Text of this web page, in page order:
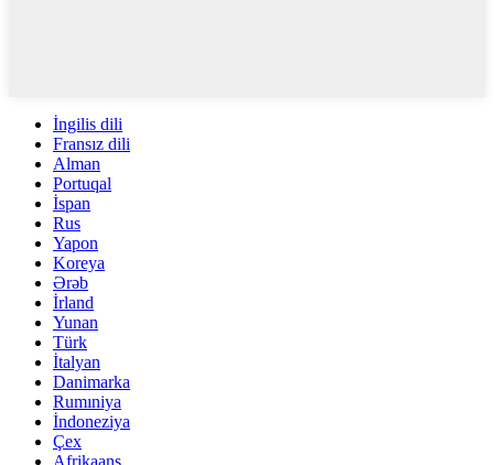
İngilis dili
Fransız dili
Alman
Portuqal
İspan
Rus
Yapon
Koreya
Ərəb
İrland
Yunan
Türk
İtalyan
Danimarka
Rumıniya
İndoneziya
Çex
Afrikaans